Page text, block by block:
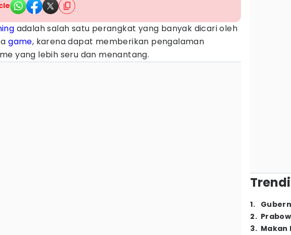
adalah salah satu perangkat yang banyak dicari oleh
game, karena dapat memberikan pengalaman
yang lebih seru dan menantang.
1.
2.
3. Makan